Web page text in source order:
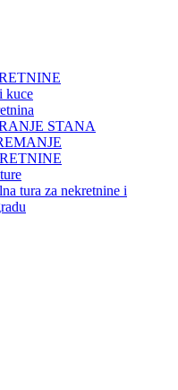
kuce
STANA
tura za nekretnine i